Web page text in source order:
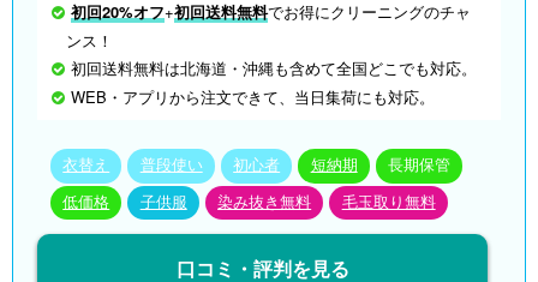
初回20%オフ+初回送料無料でお得にクリーニングのチャ
ンス！
初回送料無料は北海道・沖縄も含めて全国どこでも対応。
WEB・アプリから注文できて、当日集荷にも対応。
衣替え 普段使い 初心者 短納期 長期保管
低価格 子供服 染み抜き無料 毛玉取り無料
口コミ・評判を見る